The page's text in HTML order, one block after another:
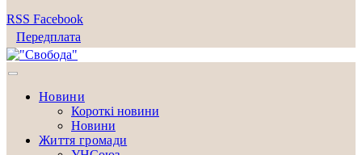
RSS Facebook
Передплата
Новини
Короткі новини
Новини
Життя громади